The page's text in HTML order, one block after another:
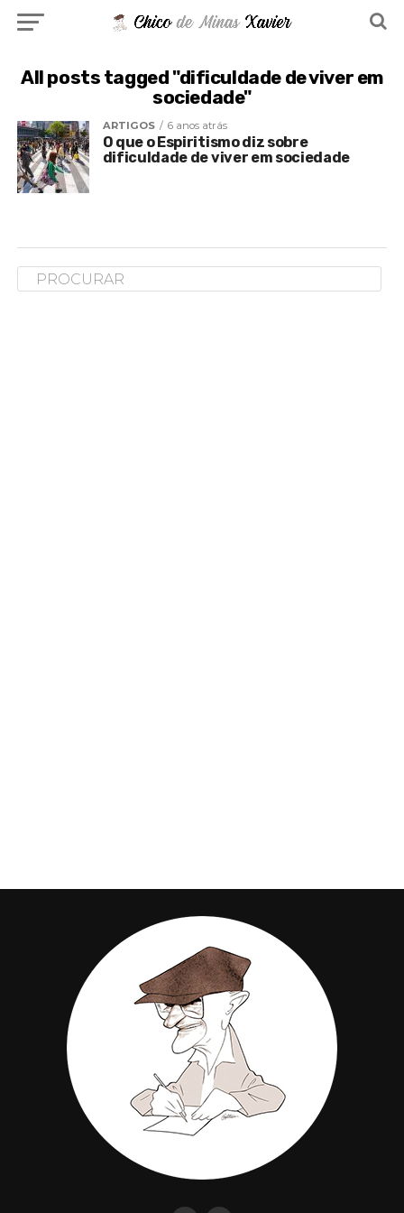
All posts tagged "dificuldade de viver em
sociedade"
ARTIGOS 6 anos atrás
O que o Espiritismo diz sobre
dificuldade de viver em sociedade